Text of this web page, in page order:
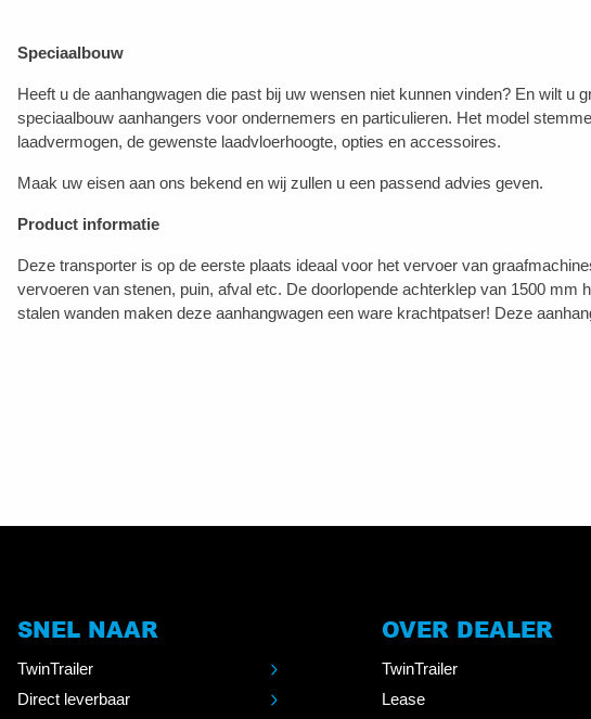
Speciaalbouw
Heeft u de aanhangwagen die past bij uw wensen niet kunnen vinden? En wilt
speciaalbouw aanhangers voor ondernemers en particulieren. Het model
laadvermogen, de gewenste laadvloerhoogte, opties en accessoires.
Maak uw eisen aan ons bekend en wij zullen u een passend advies geven.
Product informatie
Deze transporter is op de eerste plaats ideaal voor het vervoer van
vervoeren van stenen, puin, afval etc. De doorlopende achterklep van 1500
stalen wanden maken deze aanhangwagen een ware krachtpatser! Deze
SNEL NAAR
TwinTrailer
Direct leverbaar
OVER DEALER
TwinTrailer
Lease